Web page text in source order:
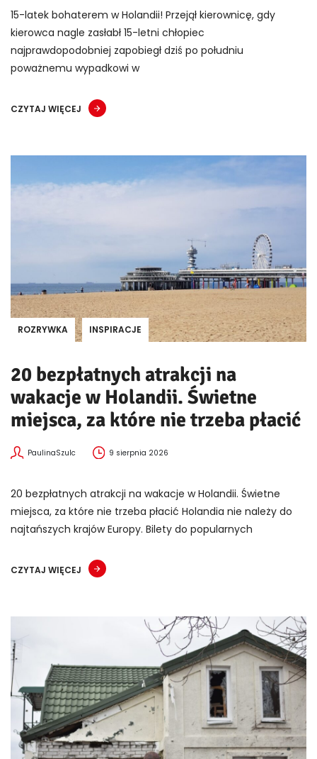
15-latek bohaterem w Holandii! Przejął kierownicę, gdy
kierowca nagle zasłabł 15-letni chłopiec
najprawdopodobniej zapobiegł dziś po południu
poważnemu wypadkowi w
CZYTAJ WIĘCEJ
ROZRYWKA INSPIRACJE
20 bezpłatnych atrakcji na
wakacje w Holandii. Świetne
miejsca, za które nie trzeba płacić
PaulinaSzulc 9 sierpnia 2026
20 bezpłatnych atrakcji na wakacje w Holandii. Świetne
miejsca, za które nie trzeba płacić Holandia nie należy do
najtańszych krajów Europy. Bilety do popularnych
CZYTAJ WIĘCEJ